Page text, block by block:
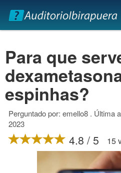
Para que
espinhas?
Perguntado por: emello8 . Última
2023
4.8 / 5 15